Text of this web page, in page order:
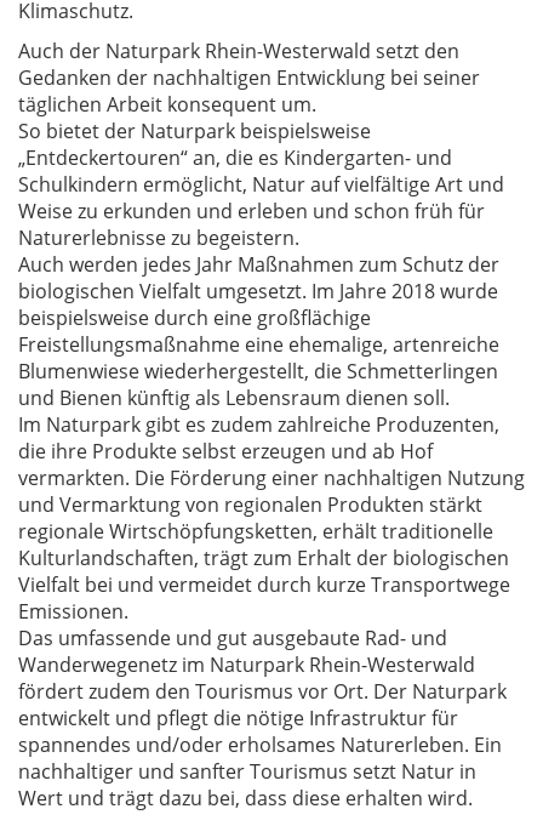
Klimaschutz.
Auch der Naturpark Rhein-Westerwald setzt den
Gedanken der nachhaltigen Entwicklung bei seiner
täglichen Arbeit konsequent um.
So bietet der Naturpark beispielsweise
„Entdeckertouren“ an, die es Kindergarten- und
Schulkindern ermöglicht, Natur auf vielfältige Art und
Weise zu erkunden und erleben und schon früh für
Naturerlebnisse zu begeistern.
Auch werden jedes Jahr Maßnahmen zum Schutz der
biologischen Vielfalt umgesetzt. Im Jahre 2018 wurde
beispielsweise durch eine großflächige
Freistellungsmaßnahme eine ehemalige, artenreiche
Blumenwiese wiederhergestellt, die Schmetterlingen
und Bienen künftig als Lebensraum dienen soll.
Im Naturpark gibt es zudem zahlreiche Produzenten,
die ihre Produkte selbst erzeugen und ab Hof
vermarkten. Die Förderung einer nachhaltigen Nutzung
und Vermarktung von regionalen Produkten stärkt
regionale Wirtschöpfungsketten, erhält traditionelle
Kulturlandschaften, trägt zum Erhalt der biologischen
Vielfalt bei und vermeidet durch kurze Transportwege
Emissionen.
Das umfassende und gut ausgebaute Rad- und
Wanderwegenetz im Naturpark Rhein-Westerwald
fördert zudem den Tourismus vor Ort. Der Naturpark
entwickelt und pflegt die nötige Infrastruktur für
spannendes und/oder erholsames Naturerleben. Ein
nachhaltiger und sanfter Tourismus setzt Natur in
Wert und trägt dazu bei, dass diese erhalten wird.